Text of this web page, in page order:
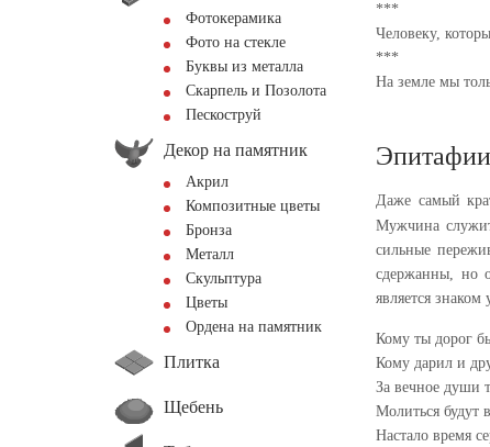
Фотокерамика
Фото на стекле
Буквы из металла
Скарпель и Позолота
Пескоструй
Декор на памятник
Акрил
Композитные цветы
Бронза
Металл
Скульптура
Цветы
Ордена на памятник
Плитка
Щебень
***
Человеку,
***
На земле мы
Даже самый
Мужчина
сильные
сдержанны, но
является
Кому ты дорог
Кому дарил и
За вечное души
Молиться будут
Настало время